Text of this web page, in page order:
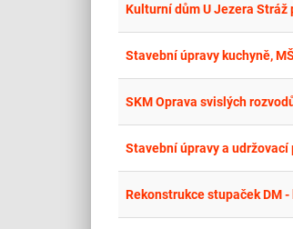
Kulturní dům U Jezera Stráž
Stavební úpravy kuchyně,
SKM Oprava svislých
Stavební úpravy a udržovací
Rekonstrukce stupaček DM -